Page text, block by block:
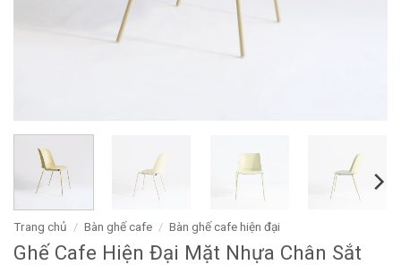
Trang chủ / Bàn ghế cafe / Bàn ghế cafe hiện đại
Ghế Cafe Hiện Đại Mặt Nhựa Chân Sắt